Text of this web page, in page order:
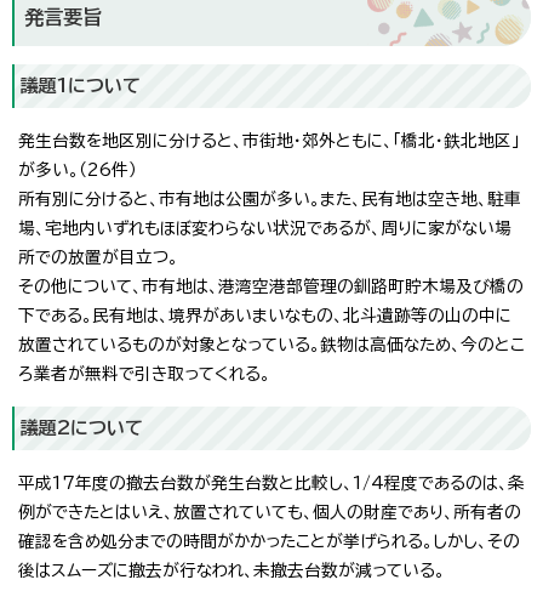
発言要旨
議題1について
発生台数を地区別に分けると、市街地・郊外ともに、「橋北・鉄北地区」
が多い。（26件）
所有別に分けると、市有地は公園が多い。また、民有地は空き地、駐車
場、宅地内いずれもほぼ変わらない状況であるが、周りに家がない場
所での放置が目立つ。
その他について、市有地は、港湾空港部管理の釧路町貯木場及び橋の
下である。民有地は、境界があいまいなもの、北斗遺跡等の山の中に
放置されているものが対象となっている。鉄物は高価なため、今のとこ
ろ業者が無料で引き取ってくれる。
議題2について
平成17年度の撤去台数が発生台数と比較し、1/4程度であるのは、条
例ができたとはいえ、放置されていても、個人の財産であり、所有者の
確認を含め処分までの時間がかかったことが挙げられる。しかし、その
後はスムーズに撤去が行なわれ、未撤去台数が減っている。